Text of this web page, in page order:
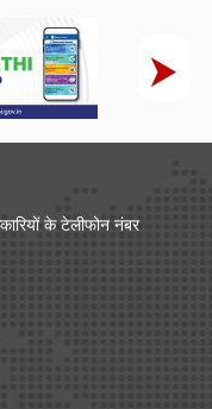
के टेलीफोन नंबर